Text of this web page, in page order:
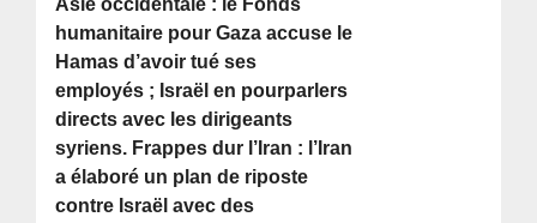
Asie occidentale : le Fonds
humanitaire pour Gaza accuse le
Hamas d’avoir tué ses
employés ; Israël en pourparlers
directs avec les dirigeants
syriens. Frappes dur l’Iran : l’Iran
a élaboré un plan de riposte
contre Israël avec des